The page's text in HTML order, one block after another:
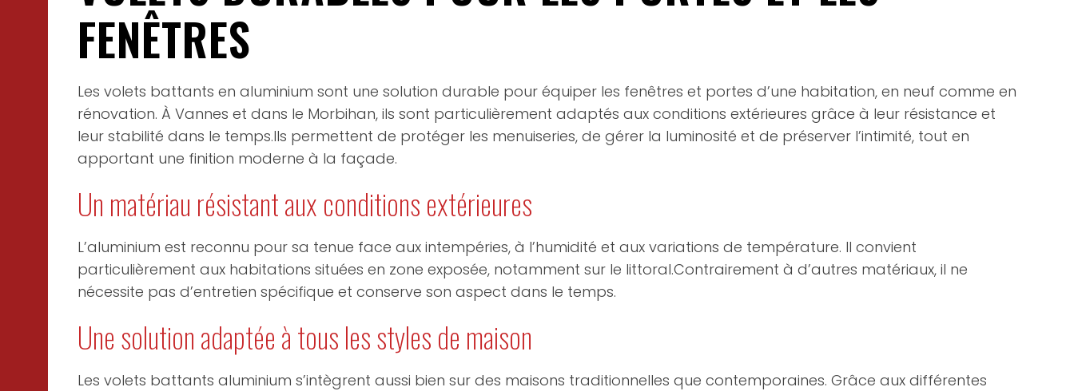
FENÊTRES
Les volets battants en aluminium sont une solution durable pour équiper les fenêtres et portes d’une habitation, en neuf comme en
rénovation. À Vannes et dans le Morbihan, ils sont particulièrement adaptés aux conditions extérieures grâce à leur résistance et
leur stabilité dans le temps.Ils permettent de protéger les menuiseries, de gérer la luminosité et de préserver l’intimité, tout en
apportant une finition moderne à la façade.
Un matériau résistant aux conditions extérieures
L’aluminium est reconnu pour sa tenue face aux intempéries, à l’humidité et aux variations de température. Il convient
particulièrement aux habitations situées en zone exposée, notamment sur le littoral.Contrairement à d’autres matériaux, il ne
nécessite pas d’entretien spécifique et conserve son aspect dans le temps.
Une solution adaptée à tous les styles de maison
Les volets battants aluminium s’intègrent aussi bien sur des maisons traditionnelles que contemporaines. Grâce aux différentes